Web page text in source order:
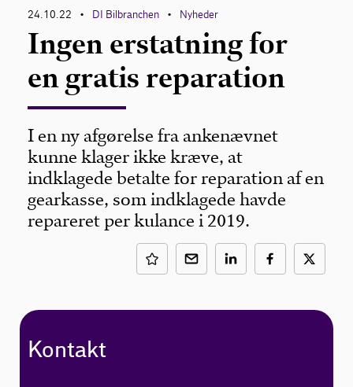
24.10.22 • DI Bilbranchen • Nyheder
Ingen erstatning for
en gratis reparation
I en ny afgørelse fra ankenævnet
kunne klager ikke kræve, at
indklagede betalte for reparation af en
gearkasse, som indklagede havde
repareret per kulance i 2019.
Kontakt